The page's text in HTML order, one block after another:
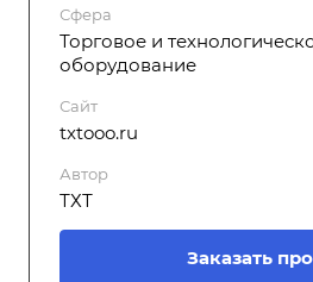
Сфера
Торговое и
оборудование
Сайт
txtooo.ru
Автор
ТХТ
Заказать